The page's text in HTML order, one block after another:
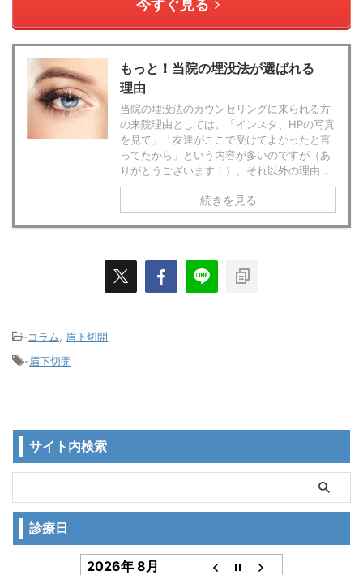
今すぐ見る
もっと！当院の埋没法が選ばれる
理由
当院の埋没法のカウンセリングに来られる方
の来院理由としては、「インスタ、HPの写真
を見て」「友達がここで受けてよかったと言
ってたから」という内容が多いのですが（あ
りがとうございます！）、それ以外の理由 ...
続きを見る
-コラム
眉下切開
-眉下切開
サイト内検索
診療日
2026年 8月